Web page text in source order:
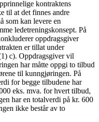
kontraktens
til at det finnes andre
som kan levere en
ledetreningskonsept. På
oppdragsgiver
er tillat under
c). Oppdragsgiver vil
har måtte oppgi to tilbud
til kunngjøringen. På
for begge tilbudene har
eks. mva. for hvert tilbud,
har en totalverdi på kr. 600
ikke består av to